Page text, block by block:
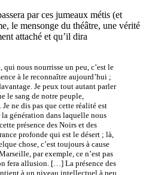
par ces jumeaux métis (et
le mensonge du théâtre, une vérité
attaché et qu’il dira
nous nourrisse un peu, c’est le
à le reconnaître aujourd’hui ;
Je peux tout autant parler
le sang de notre peuple,
ne dis pas que cette réalité est
génération dans laquelle nous
présence des Noirs et des
profonde qui est le désert ; là,
chose, c’est toujours à cause
par exemple, ce n’est pas
fera allusion. […] La présence des
à un niveau intellectuel à peu